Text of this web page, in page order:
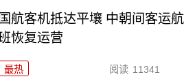
国航客机抵达平壤 中朝间客运航
恢复运营
最热 阅读 11341